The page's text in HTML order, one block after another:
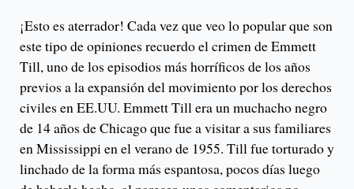
¡Esto es aterrador! Cada vez que veo lo popular que son
este tipo de opiniones recuerdo el crimen de Emmett
Till, uno de los episodios más horríficos de los años
previos a la expansión del movimiento por los derechos
civiles en EE.UU. Emmett Till era un muchacho negro
de 14 años de Chicago que fue a visitar a sus familiares
en Mississippi en el verano de 1955. Till fue torturado y
linchado de la forma más espantosa, pocos días luego